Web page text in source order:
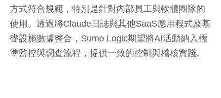
方式符合規範，特別是針對內部員工與軟體團隊的
使用。透過將Claude日誌與其他SaaS應用程式及基
礎設施數據整合，Sumo Logic期望將AI活動納入標
準監控與調查流程，提供一致的控制與稽核實踐。